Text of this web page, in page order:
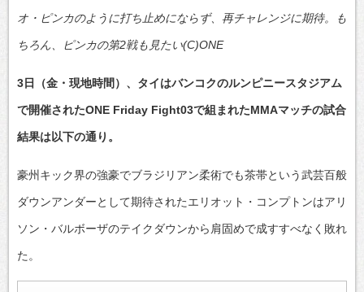
オ・ピンカのように打ち止めにならず、再チャレンジに期待。も
ちろん、ピンカの第2戦も見たい(C)ONE
3日（金・現地時間）、タイはバンコクのルンピニースタジアム
で開催されたONE Friday Fight03で組まれたMMAマッチの試合
結果は以下の通り。
豪州キック界の強豪でブラジリアン柔術でも茶帯という武芸百般
ダウンアンダーとして期待されたエリオット・コンプトンはアリ
ソン・バルボーザのテイクダウンから肩固めで成すすべなく敗れ
た。